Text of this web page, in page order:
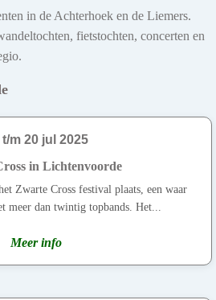
in de Achterhoek en de Liemers.
fietstochten, concerten en
t/m 20 jul 2025
in Lichtenvoorde
Zwarte Cross festival plaats, een waar
meer dan twintig topbands. Het...
Meer info